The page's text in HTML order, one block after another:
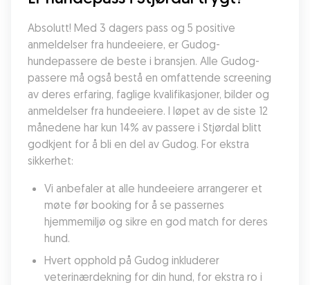
Absolutt! Med 3 dagers pass og 5 positive
anmeldelser fra hundeeiere, er Gudog-
hundepassere de beste i bransjen. Alle Gudog-
passere må også bestå en omfattende screening
av deres erfaring, faglige kvalifikasjoner, bilder og
anmeldelser fra hundeeiere. I løpet av de siste 12
månedene har kun 14% av passere i Stjørdal blitt
godkjent for å bli en del av Gudog. For ekstra
sikkerhet:
Vi anbefaler at alle hundeeiere arrangerer et
møte før booking for å se passernes
hjemmemiljø og sikre en god match for deres
hund.
Hvert opphold på Gudog inkluderer
veterinærdekning for din hund, for ekstra ro i